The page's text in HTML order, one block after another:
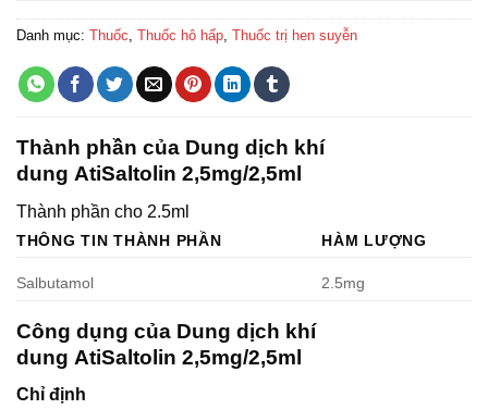
Danh mục: Thuốc, Thuốc hô hấp, Thuốc trị hen suyễn
Thành phần của Dung dịch khí
dung AtiSaltolin 2,5mg/2,5ml
Thành phần cho 2.5ml
THÔNG TIN THÀNH PHẦN HÀM LƯỢNG
Salbutamol 2.5mg
Công dụng của Dung dịch khí
dung AtiSaltolin 2,5mg/2,5ml
Chỉ định